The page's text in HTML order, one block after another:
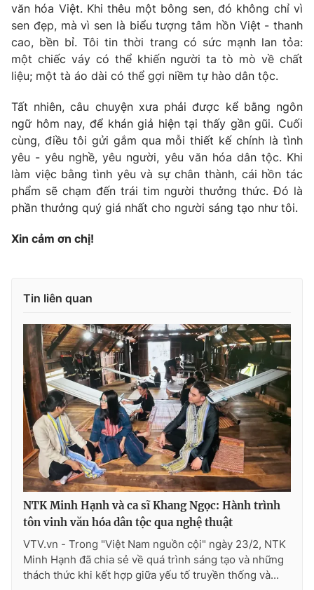
văn hóa Việt. Khi thêu một bông sen, đó không chỉ vì
sen đẹp, mà vì sen là biểu tượng tâm hồn Việt - thanh
cao, bền bỉ. Tôi tin thời trang có sức mạnh lan tỏa:
một chiếc váy có thể khiến người ta tò mò về chất
liệu; một tà áo dài có thể gợi niềm tự hào dân tộc.
Tất nhiên, câu chuyện xưa phải được kể bằng ngôn
ngữ hôm nay, để khán giả hiện tại thấy gần gũi. Cuối
cùng, điều tôi gửi gắm qua mỗi thiết kế chính là tình
yêu - yêu nghề, yêu người, yêu văn hóa dân tộc. Khi
làm việc bằng tình yêu và sự chân thành, cái hồn tác
phẩm sẽ chạm đến trái tim người thưởng thức. Đó là
phần thưởng quý giá nhất cho người sáng tạo như tôi.
Xin cảm ơn chị!
Tin liên quan
NTK Minh Hạnh và ca sĩ Khang Ngọc: Hành trình
tôn vinh văn hóa dân tộc qua nghệ thuật
VTV.vn - Trong "Việt Nam nguồn cội" ngày 23/2, NTK
Minh Hạnh đã chia sẻ về quá trình sáng tạo và những
thách thức khi kết hợp giữa yếu tố truyền thống và...